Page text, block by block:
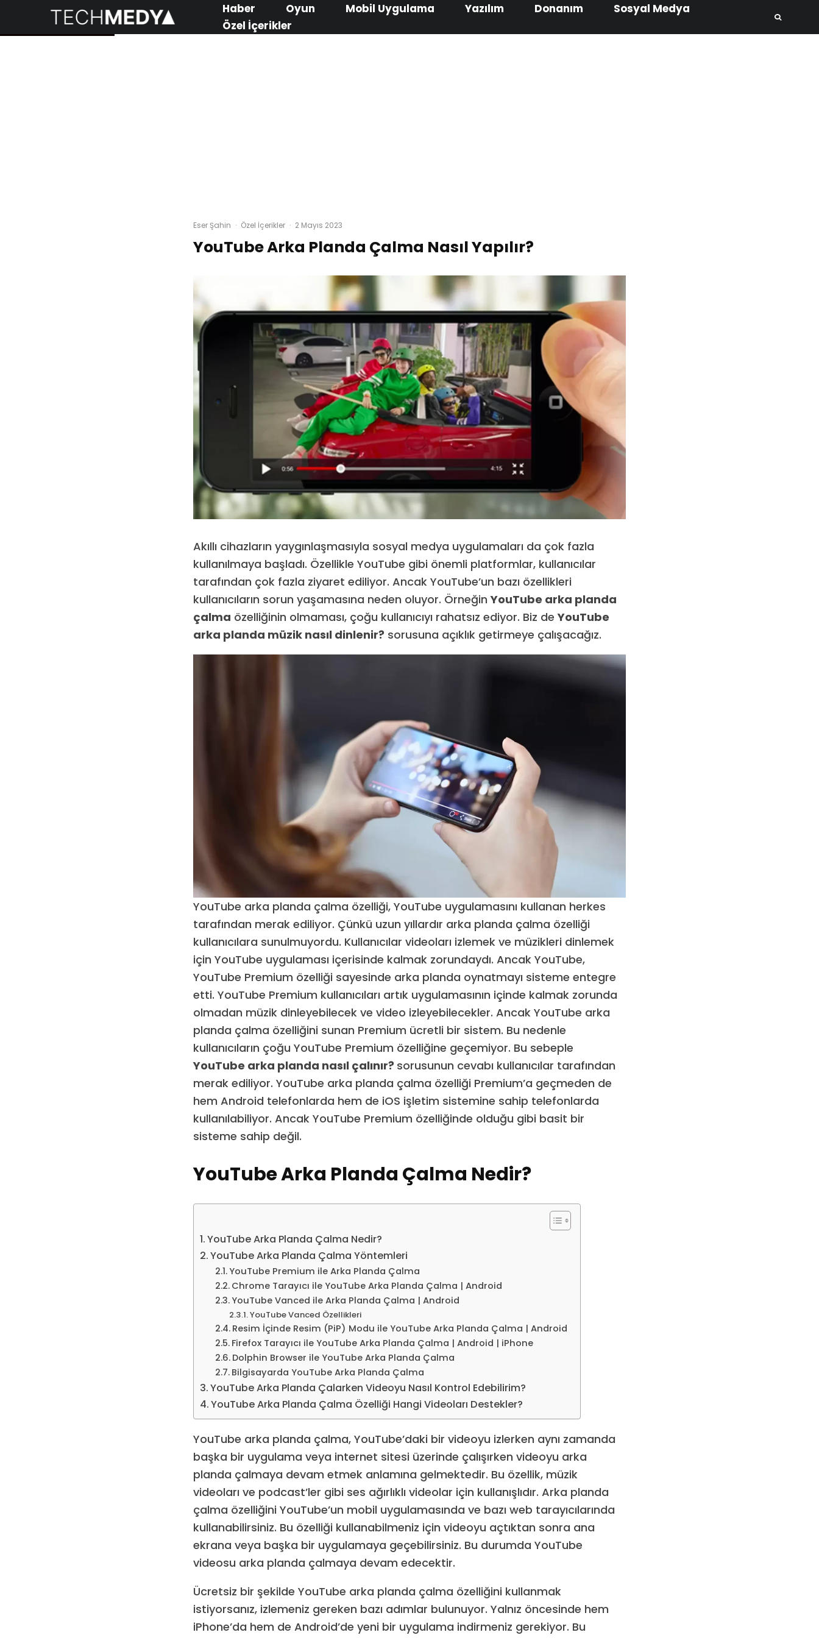
Haber Oyun Mobil Uygulama Yazılım Donanım
Sosyal Medya
Özel İçerikler
Eser Şahin · Özel İçerikler · 2 Mayıs 2023
YouTube Arka Planda Çalma Nasıl Yapılır?
Akıllı cihazların yaygınlaşmasıyla sosyal medya uygulamaları da çok fazla
kullanılmaya başladı. Özellikle YouTube gibi önemli platformlar, kullanıcılar
tarafından çok fazla ziyaret ediliyor. Ancak YouTube’un bazı özellikleri
kullanıcıların sorun yaşamasına neden oluyor. ÖrneğinYouTube arka planda
çalma özelliğinin olmaması, çoğu kullanıcıyı rahatsız ediyor. Biz deYouTube
arka planda müzik nasıl dinlenir? sorusuna açıklık getirmeye çalışacağız.
YouTube arka planda çalma özelliği, YouTube uygulamasını kullanan herkes
tarafından merak ediliyor. Çünkü uzun yıllardır arka planda çalma özelliği
kullanıcılara sunulmuyordu. Kullanıcılar videoları izlemek ve müzikleri dinlemek
için YouTube uygulaması içerisinde kalmak zorundaydı. Ancak YouTube,
YouTube Premium özelliği sayesinde arka planda oynatmayı sisteme entegre
etti. YouTube Premium kullanıcıları artık uygulamasının içinde kalmak zorunda
olmadan müzik dinleyebilecek ve video izleyebilecekler. Ancak YouTube arka
planda çalma özelliğini sunan Premium ücretli bir sistem. Bu nedenle
kullanıcıların çoğu YouTube Premium özelliğine geçemiyor. Bu sebeple
YouTube arka planda nasıl çalınır? sorusunun cevabı kullanıcılar tarafından
merak ediliyor. YouTube arka planda çalma özelliği Premium’a geçmeden de
hem Android telefonlarda hem de iOS işletim sistemine sahip telefonlarda
kullanılabiliyor. Ancak YouTube Premium özelliğinde olduğu gibi basit bir
sisteme sahip değil.
YouTube Arka Planda Çalma Nedir?
YouTube Arka Planda Çalma Nedir?
YouTube Arka Planda Çalma Yöntemleri
YouTube Premium ile Arka Planda Çalma
Chrome Tarayıcı ile YouTube Arka Planda Çalma | Android
YouTube Vanced ile Arka Planda Çalma | Android
YouTube Vanced Özellikleri
Resim İçinde Resim (PiP) Modu ile YouTube Arka Planda Çalma | Android
Firefox Tarayıcı ile YouTube Arka Planda Çalma | Android | iPhone
Dolphin Browser ile YouTube Arka Planda Çalma
Bilgisayarda YouTube Arka Planda Çalma
YouTube Arka Planda Çalarken Videoyu Nasıl Kontrol Edebilirim?
YouTube Arka Planda Çalma Özelliği Hangi Videoları Destekler?
YouTube arka planda çalma, YouTube’daki bir videoyu izlerken aynı zamanda
başka bir uygulama veya internet sitesi üzerinde çalışırken videoyu arka
planda çalmaya devam etmek anlamına gelmektedir. Bu özellik, müzik
videoları ve podcast’ler gibi ses ağırlıklı videolar için kullanışlıdır. Arka planda
çalma özelliğini YouTube’un mobil uygulamasında ve bazı web tarayıcılarında
kullanabilirsiniz. Bu özelliği kullanabilmeniz için videoyu açtıktan sonra ana
ekrana veya başka bir uygulamaya geçebilirsiniz. Bu durumda YouTube
videosu arka planda çalmaya devam edecektir.
Ücretsiz bir şekilde YouTube arka planda çalma özelliğini kullanmak
istiyorsanız, izlemeniz gereken bazı adımlar bulunuyor. Yalnız öncesinde hem
iPhone’da hem de Android’de yeni bir uygulama indirmeniz gerekiyor. Bu